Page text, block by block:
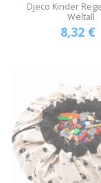
Djeco Kinder
Weltall
8,32 €